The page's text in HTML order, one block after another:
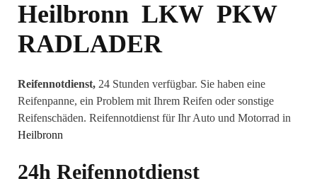
Heilbronn LKW PKW
RADLADER
Reifennotdienst, 24 Stunden verfügbar. Sie haben eine
Reifenpanne, ein Problem mit Ihrem Reifen oder sonstige
Reifenschäden. Reifennotdienst für Ihr Auto und Motorrad in
Heilbronn
24h Reifennotdienst